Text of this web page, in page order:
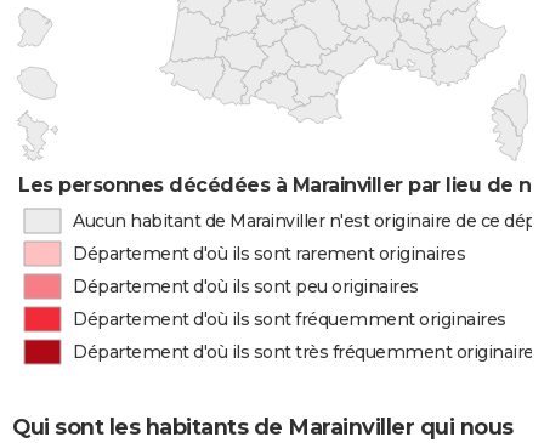
Les personnes décédées à Marainviller par lieu de
Aucun habitant de Marainviller n'est originaire de ce
Département d'où ils sont rarement originaires
Département d'où ils sont peu originaires
Département d'où ils sont fréquemment originaires
Département d'où ils sont très fréquemment originaires
Qui sont les habitants de Marainviller qui nous